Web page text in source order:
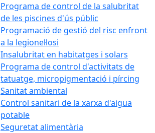
Programa de control de la salubritat
de les piscines d'ús públic
Programació de gestió del risc enfront
a la legionel·losi
Insalubritat en habitatges i solars
Programa de control d'activitats de
tatuatge, micropigmentació i pírcing
Sanitat ambiental
Control sanitari de la xarxa d'aigua
potable
Seguretat alimentària